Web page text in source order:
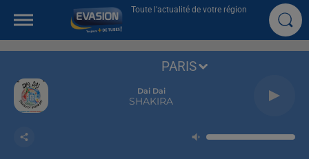
Toute l'actualité de votre région
Dai Dai
SHAKIRA
PARIS